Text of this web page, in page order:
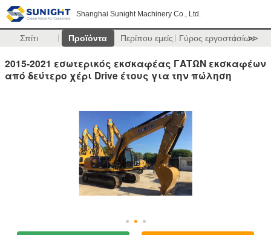
Shanghai Sunight Machinery Co., Ltd.
Σπίτι Προϊόντα Περίπου εμείς Γύρος εργοστασίων
>>
2015-2021 εσωτερικός εκσκαφέας ΓΑΤΩΝ εκσκαφέων
από δεύτερο χέρι Drive έτους για την πώληση